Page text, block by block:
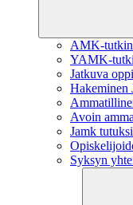
AMK-
YAMK-
Jatkuva
Hakeminen
Avoin
Jamk
Syksyn